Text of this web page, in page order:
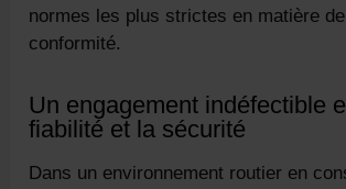
normes les plus strictes en matière
conformité.
Un engagement indéfectible
fiabilité et la sécurité
Dans un environnement routier en